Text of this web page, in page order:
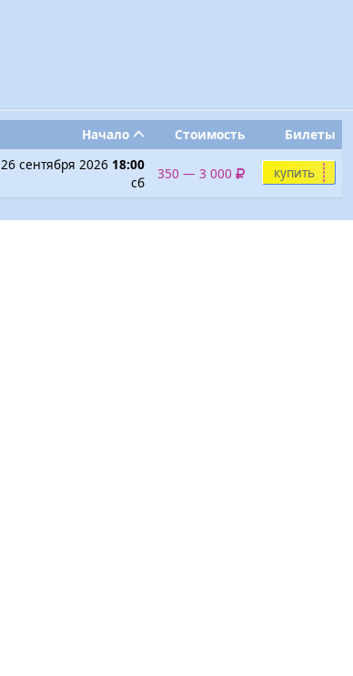
Начало Стоимость
Билеты
26 сентября 2026 18:00
сб
350 — 3 000 купить